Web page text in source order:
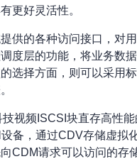
更好灵活性。
供的各种访问接口，对
度层的功能，将业务数
选择方面，则可以采用
视频ISCSI块直存高性
备，通过CDV存储虚拟
CDM请求可以访问的